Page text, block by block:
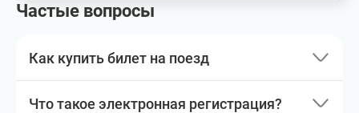
Частые вопросы
Как купить билет на поезд
Что такое электронная регистрация?